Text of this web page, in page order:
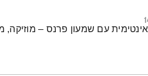
הפודקאסט
עם שמעון פרנס – מוזיקה,